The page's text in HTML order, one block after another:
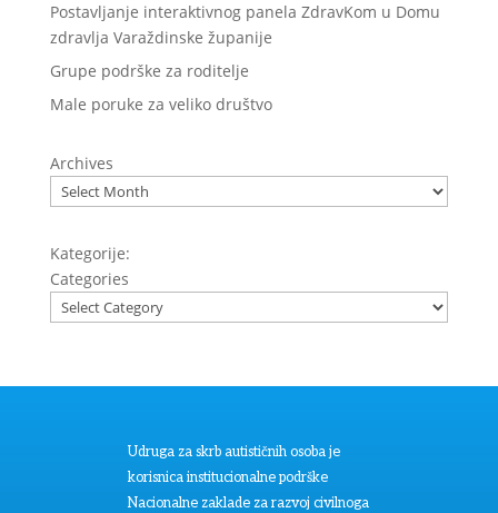
Postavljanje interaktivnog panela ZdravKom u Domu
zdravlja Varaždinske županije
Grupe podrške za roditelje
Male poruke za veliko društvo
Archives
Kategorije:
Categories
Udruga za skrb autističnih osoba je
korisnica institucionalne podrške
Nacionalne zaklade za razvoj civilnoga